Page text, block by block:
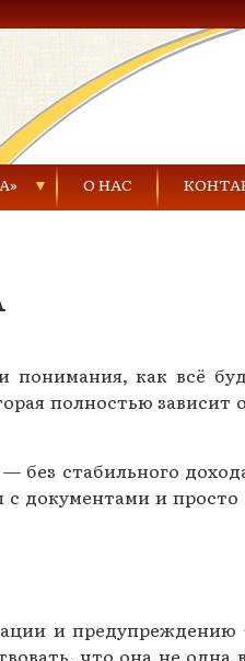
О НАС
как всё
полностью
без стабильного
и просто
и
что она не